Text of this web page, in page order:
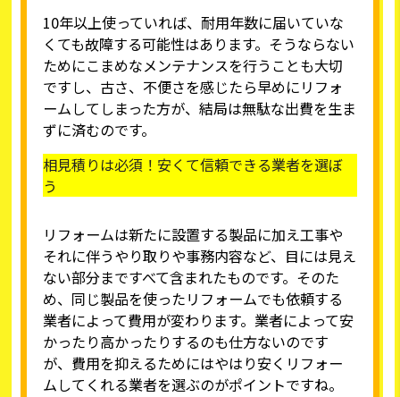
10年以上使っていれば、耐用年数に届いていな
くても故障する可能性はあります。そうならない
ためにこまめなメンテナンスを行うことも大切
ですし、古さ、不便さを感じたら早めにリフォ
ームしてしまった方が、結局は無駄な出費を生ま
ずに済むのです。
相見積りは必須！安くて信頼できる業者を選ぼ
う
リフォームは新たに設置する製品に加え工事や
それに伴うやり取りや事務内容など、目には見え
ない部分まですべて含まれたものです。そのた
め、同じ製品を使ったリフォームでも依頼する
業者によって費用が変わります。業者によって安
かったり高かったりするのも仕方ないのです
が、費用を抑えるためにはやはり安くリフォー
ムしてくれる業者を選ぶのがポイントですね。